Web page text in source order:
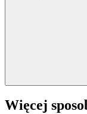
Więcej